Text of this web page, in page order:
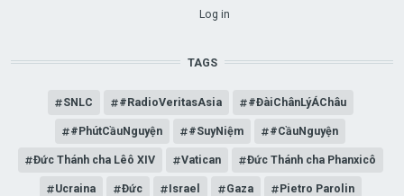
Log in
TAGS
SNLC #RadioVeritasAsia #ĐàiChânLýÁChâu
#PhútCầuNguyện #SuyNiệm #CầuNguyện
Đức Thánh cha Lêô XIV Vatican Đức Thánh cha Phanxicô
Ucraina Đức Israel Gaza Pietro Parolin